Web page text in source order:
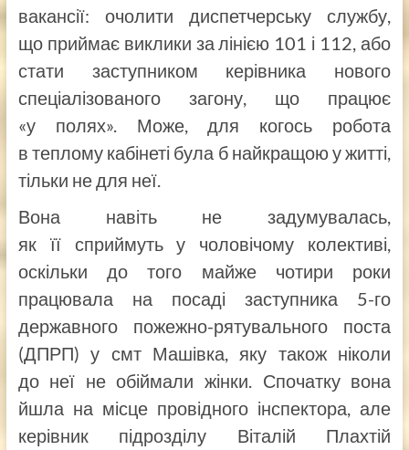
вакансії: очолити диспетчерську службу,
що приймає виклики за лінією 101 і 112, або
стати заступником керівника нового
спеціалізованого загону, що працює
«у полях». Може, для когось робота
в теплому кабінеті була б найкращою у житті,
тільки не для неї.
Вона навіть не задумувалась,
як її сприймуть у чоловічому колективі,
оскільки до того майже чотири роки
працювала на посаді заступника 5-го
державного пожежно-рятувального поста
(ДПРП) у смт Машівка, яку також ніколи
до неї не обіймали жінки. Спочатку вона
йшла на місце провідного інспектора, але
керівник підрозділу Віталій Плахтій